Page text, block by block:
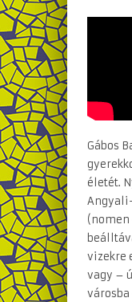
Gábos
életét.
(nomen
vizekre
vagy –